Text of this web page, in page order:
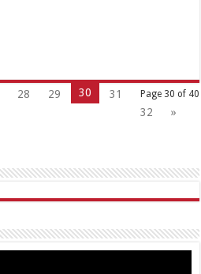
Page 30 of 40
28 29 30
31
32
»